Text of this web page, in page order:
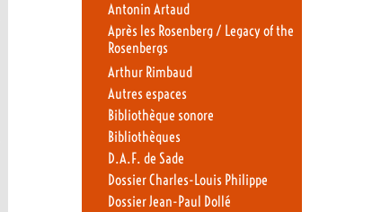
Antonin Artaud
Après les Rosenberg / Legacy of the
Rosenbergs
Arthur Rimbaud
Autres espaces
Bibliothèque sonore
Bibliothèques
D.A.F. de Sade
Dossier Charles-Louis Philippe
Dossier Jean-Paul Dollé